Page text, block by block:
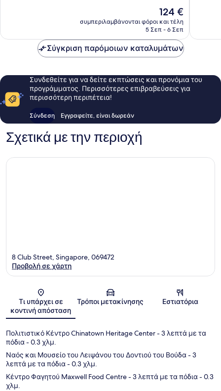
Η
τιμή
είναι
124 €
συμπεριλαμβάνονται φόροι και τέλη
5 Σεπ - 6 Σεπ
Σύγκριση παρόμοιων καταλυμάτων
Συνδεθείτε για να δείτε εκπτώσεις και προνόμια του
προγράμματος. Περισσότερες επιβραβεύσεις για
περισσότερη περιπέτεια!
Σύνδεση Εγγραφείτε, είναι δωρεάν
Σχετικά με την περιοχή
Χάρτης
8 Club Street, Singapore, 069472
Προβολή σε χάρτη
Τι υπάρχει σε
κοντινή απόσταση
Τρόποι μετακίνησης Εστιατόρια
Πολιτιστικό Κέντρο Chinatown Heritage Center- 3 λεπτά με τα
πόδια- 0.3 χλμ.
Ναός και Μουσείο του Λειψάνου του Δοντιού του Βούδα- 3
λεπτά με τα πόδια- 0.3 χλμ.
Κέντρο Φαγητού Maxwell Food Centre- 3 λεπτά με τα πόδια- 0.3
χλμ.